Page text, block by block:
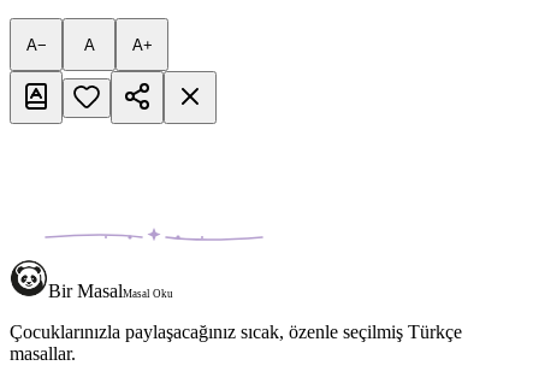
A− A A+
Bir MasalMasal Oku
Çocuklarınızla paylaşacağınız sıcak, özenle seçilmiş Türkçe
masallar.